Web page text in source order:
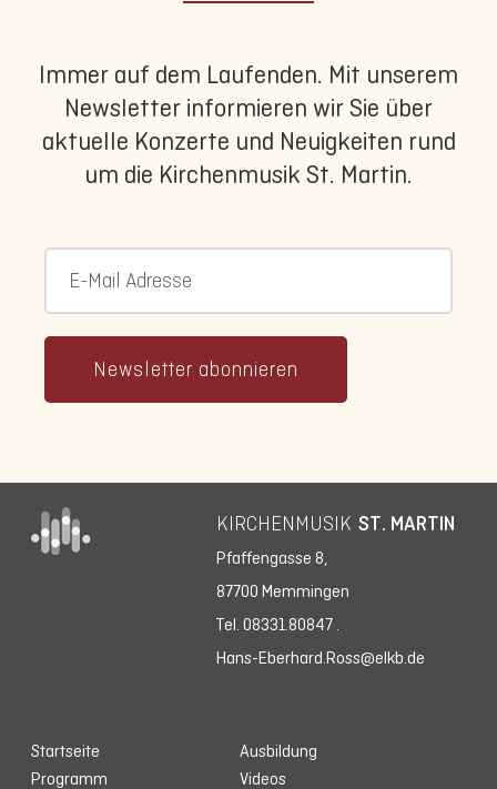
Immer auf dem Laufenden. Mit unserem
Newsletter informieren wir Sie über
aktuelle Konzerte und Neuigkeiten rund
um die Kirchenmusik St. Martin.
Newsletter abonnieren
KIRCHENMUSIK ST. MARTIN
Pfaffengasse 8,
87700 Memmingen
Tel. 08331.80847
Hans-Eberhard.Ross@elkb.de
Startseite
Programm
Ausbildung
Videos